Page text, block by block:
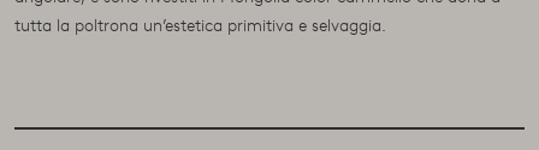
tutta la poltrona un’estetica primitiva e selvaggia.